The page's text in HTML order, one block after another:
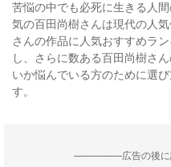
苦悩の中でも必死に生きる人
気の百田尚樹さんは現代の人
さんの作品に人気おすすめラ
し、さらに数ある百田尚樹さ
いか悩んでいる方のために選
す。
--------------------広告の後